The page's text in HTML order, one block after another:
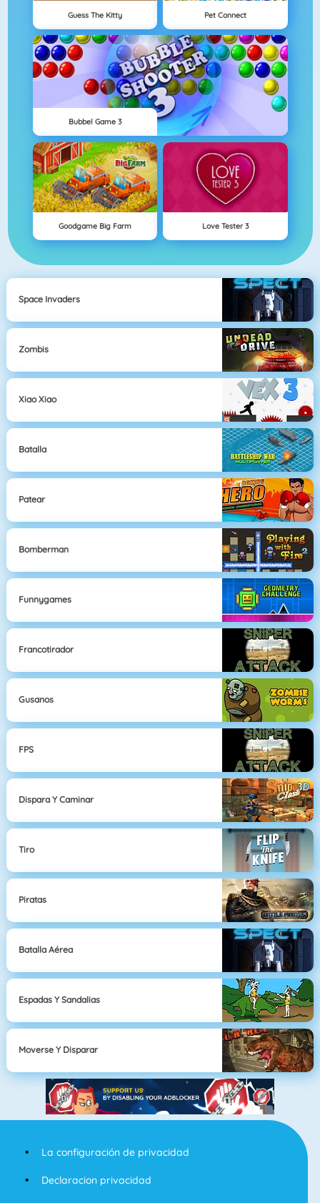
Guess The Kitty Pet Connect
Bubbel Game 3
Goodgame Big Farm Love Tester 3
Space Invaders
Zombis
Xiao Xiao
Batalla
Patear
Bomberman
Funnygames
Francotirador
Gusanos
FPS
Dispara Y Caminar
Tiro
Piratas
Batalla Aérea
Espadas Y Sandalias
Moverse Y Disparar
La configuración de privacidad
Declaracion privacidad